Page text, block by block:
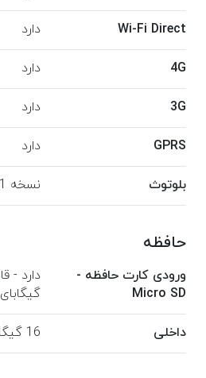
Wi-Fi Direct دارد
4G دارد
3G دارد
GPRS دارد
بلوتوث نسخه 4.1
حافظه
ورودی کارت حافظه -
Micro SD
گیگا‌بای
داخلی 16 گیگا‌بایت